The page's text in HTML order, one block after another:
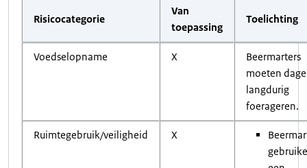
Risicocategorie
Van
toepassing
Toelichting
Voedselopname X
Beermarters
moeten
langdurig
foerageren.
Ruimtegebruik/veiligheid X